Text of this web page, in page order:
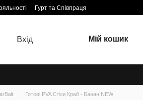
Гурт та Співпраця
Вхід Мій кошик
Готові PVA Стіки Краб - Банан NEW